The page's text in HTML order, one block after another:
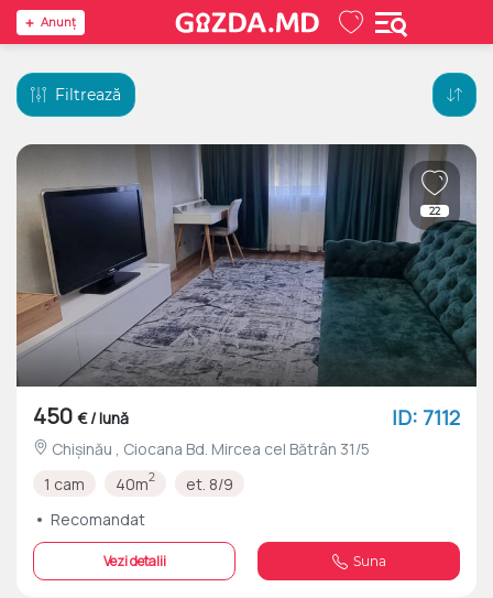
Anunţ
Filtrează
22
450 € / lună ID: 7112
Chișinău , Ciocana Bd. Mircea cel Bătrân 31/5
1 cam
40m2
et. 8/9
Recomandat
Vezi detalii Suna